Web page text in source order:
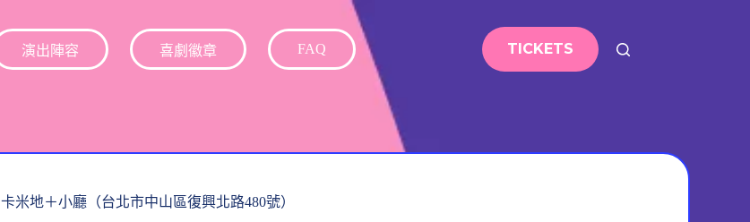
演出陣容 喜劇徽章 FAQ TICKETS
卡米地＋小廳（台北市中山區復興北路480號）